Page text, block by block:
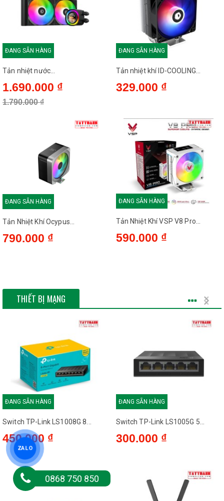
ZALO
ĐANG SẴN HÀNG
Tản nhiệt nước...
1.690.000 ₫
1.790.000 ₫
ĐANG SẴN HÀNG
Tản Nhiệt Khí Ocypus...
790.000 ₫
ĐANG SẴN HÀNG
Tản nhiệt khí ID-COOLING...
329.000 ₫
ĐANG SẴN HÀNG
Tản Nhiệt Khí VSP V8 Pro...
590.000 ₫
THIẾT BỊ MẠNG
ĐANG SẴN HÀNG
Switch TP-Link LS1008G 8...
450.000 ₫
ĐANG SẴN HÀNG
Switch TP-Link LS1005G 5...
300.000 ₫
0868 750 850